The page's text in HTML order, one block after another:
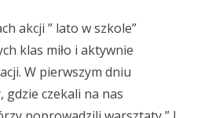
akcji ” lato w szkole”
klas miło i aktywnie
W pierwszym dniu
gdzie czekali na nas